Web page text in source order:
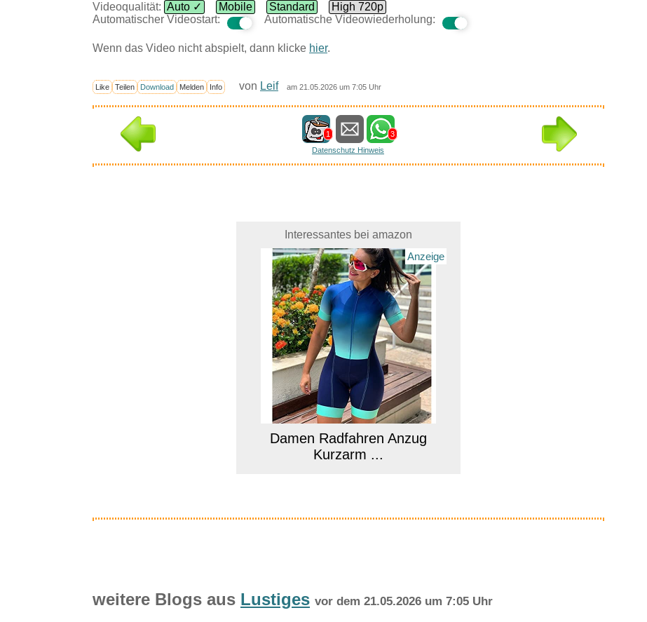
Videoqualität: Auto ✓ Mobile Standard
High 720p
Automatischer Videostart:
Automatische Videowiederholung:
Wenn das Video nicht abspielt, dann klicke hier.
Like Teilen Download Melden Info von Leif am 21.05.2026 um 7:05 Uhr
1
3
Datenschutz Hinweis
Interessantes bei amazon
Anzeige
Damen Radfahren Anzug
Kurzarm ...
weitere Blogs aus Lustiges vor dem 21.05.2026 um 7:05 Uhr